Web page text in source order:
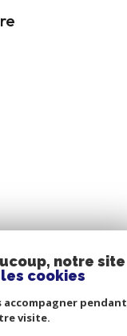
notre site
cookies
accompagner pendant
visite.